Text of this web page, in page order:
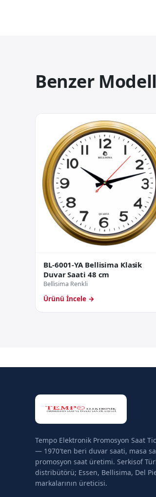
Benzer
BL-6001-YA Bellisima Klasik
Duvar Saati 48 cm
Bellisima Renkli
Ürünü İncele →
Tempo Elektronik Promosyon Saat
— 1970'ten beri duvar saati, masa
promosyon saat üretimi. Serkisof
distribütörü; Essen, Bellisima, Del
markalarının üreticisi.